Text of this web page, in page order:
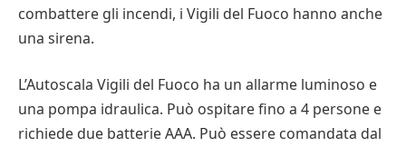
combattere gli incendi, i Vigili del Fuoco hanno anche
una sirena.
L’Autoscala Vigili del Fuoco ha un allarme luminoso e
una pompa idraulica. Può ospitare fino a 4 persone e
richiede due batterie AAA. Può essere comandata dal